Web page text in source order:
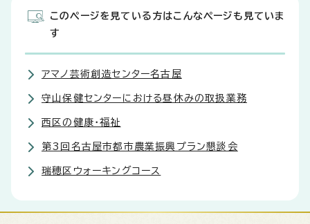
このページを見ている方はこんなページも見ていま
す
アマノ芸術創造センター名古屋
守山保健センターにおける昼休みの取扱業務
西区の健康・福祉
第3回名古屋市都市農業振興プラン懇談会
瑞穂区ウォーキングコース